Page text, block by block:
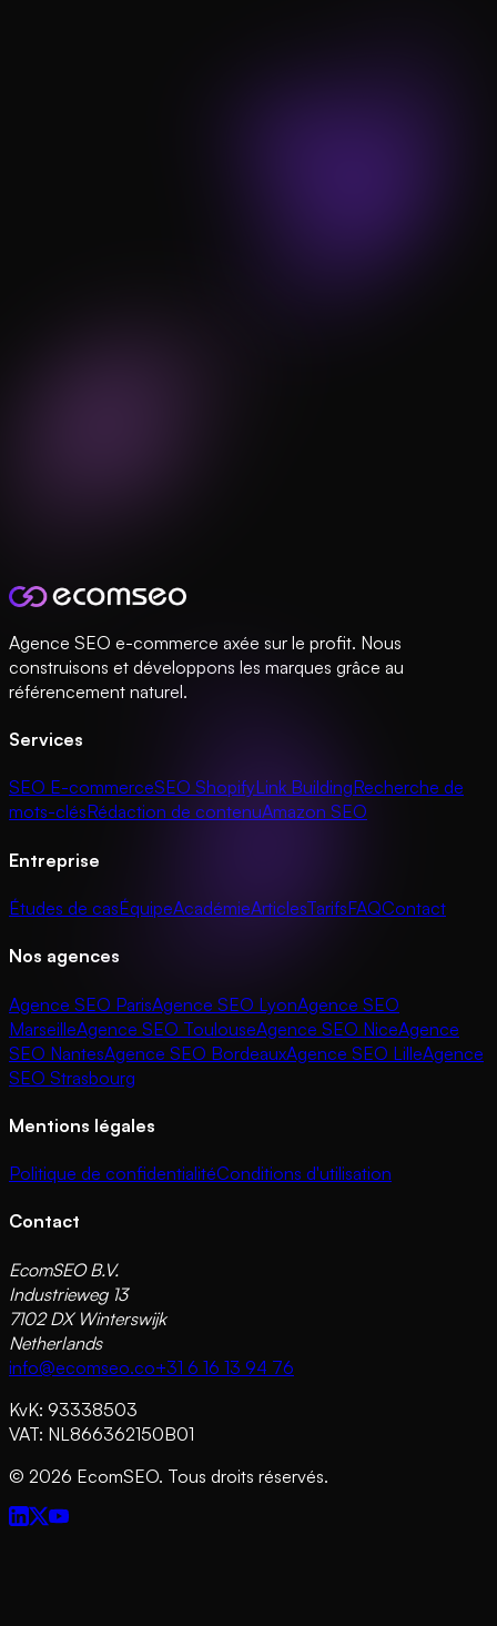
Agence SEO e-commerce axée sur le profit. Nous
construisons et développons les marques grâce au
référencement naturel.
Services
SEO E-commerceSEO ShopifyLink BuildingRecherche de
mots-clésRédaction de contenuAmazon SEO
Entreprise
Études de casÉquipeAcadémieArticlesTarifsFAQContact
Nos agences
Agence SEO ParisAgence SEO LyonAgence SEO
MarseilleAgence SEO ToulouseAgence SEO NiceAgence
SEO NantesAgence SEO BordeauxAgence SEO LilleAgence
SEO Strasbourg
Mentions légales
Politique de confidentialitéConditions d'utilisation
Contact
EcomSEO B.V.
Industrieweg 13
7102 DX Winterswijk
Netherlands
info@ecomseo.co+31 6 16 13 94 76
KvK: 93338503
VAT: NL866362150B01
© 2026 EcomSEO. Tous droits réservés.